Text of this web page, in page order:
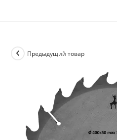
Предыдущий товар